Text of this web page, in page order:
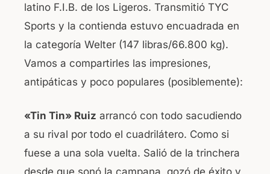
latino F.I.B. de los Ligeros. Transmitió TYC
Sports y la contienda estuvo encuadrada en
la categoría Welter (147 libras/66.800 kg).
Vamos a compartirles las impresiones,
antipáticas y poco populares (posiblemente):
«Tin Tin» Ruiz arrancó con todo sacudiendo
a su rival por todo el cuadrilátero. Como si
fuese a una sola vuelta. Salió de la trinchera